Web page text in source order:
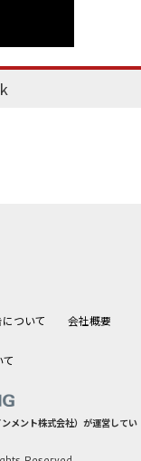
について 会社概要
メント株式会社）が運営してい